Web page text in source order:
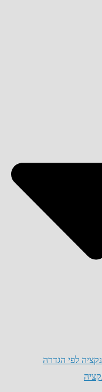
לפי הגדרה